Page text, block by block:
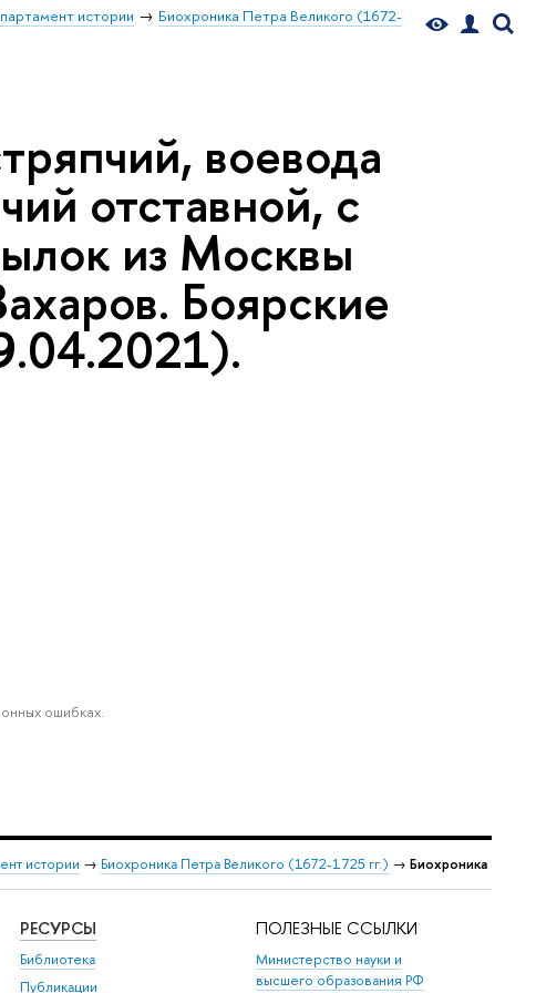
истории
Биохроника Петра Великого (1672-
воевода
отставной, с
из Москвы
Боярские
ошибках.
истории → Биохроника Петра Великого (1672-1725 гг.) → Биохроника
РЕСУРСЫ
Библиотека
Публикации
ПОЛЕЗНЫЕ ССЫЛКИ
Министерство науки и
высшего образования РФ